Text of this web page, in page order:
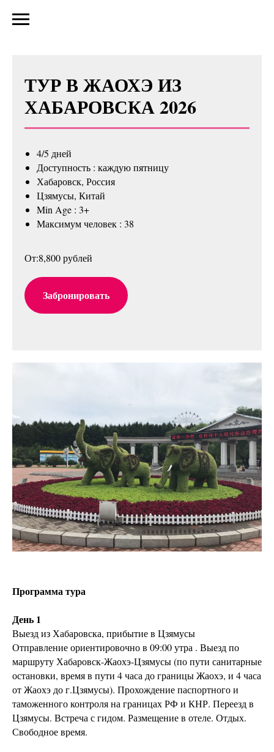
ТУР В ЖАОХЭ ИЗ
ХАБАРОВСКА 2026
4/5 дней
Доступность : каждую пятницу
Хабаровск, Россия
Цзямусы, Китай
Min Age : 3+
Максимум человек : 38
От:8,800 рублей
Забронировать
Программа тура
День 1
Выезд из Хабаровска, прибытие в Цзямусы
Отправление ориентировочно в 09:00 утра . Выезд по
маршруту Хабаровск-Жаохэ-Цзямусы (по пути санитарные
остановки, время в пути 4 часа до границы Жаохэ, и 4 часа
от Жаохэ до г.Цзямусы). Прохождение паспортного и
таможенного контроля на границах РФ и КНР. Переезд в
Цзямусы. Встреча с гидом. Размещение в отеле. Отдых.
Свободное время.